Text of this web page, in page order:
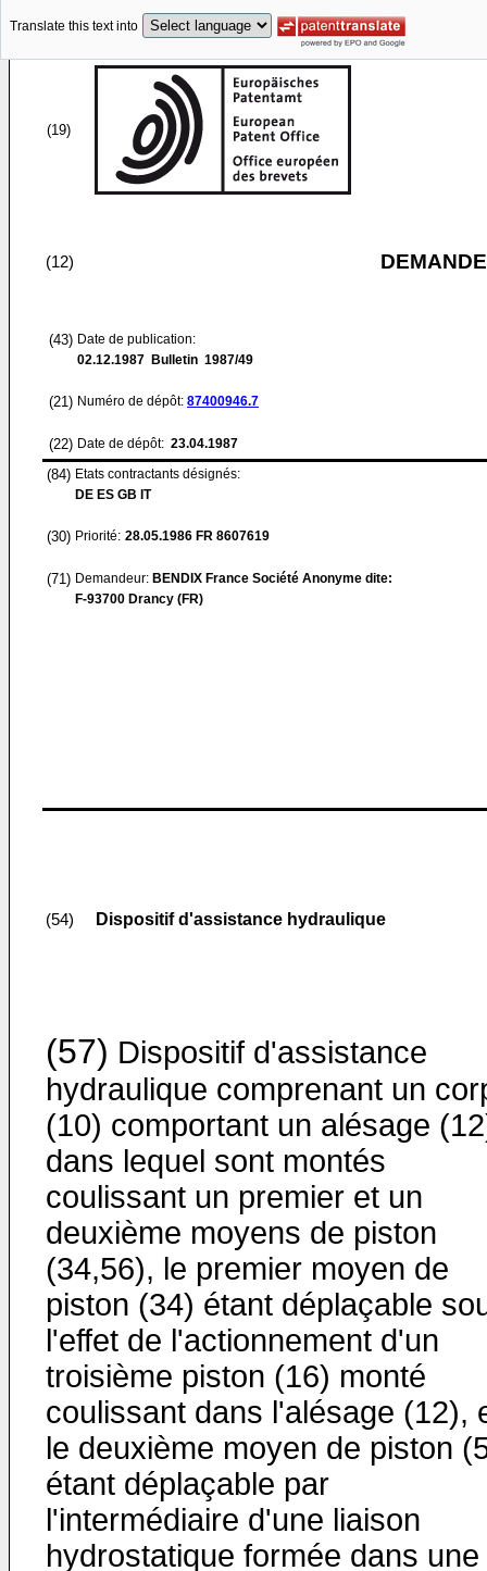
Translate this text into
(19)
(12)
(43) Date de publication:
02.12.1987 Bulletin 1987/49
(21) Numéro de dépôt: 87400946.7
(22) Date de dépôt: 23.04.1987
(84) Etats contractants désignés:
DE ES GB IT
(30) Priorité: 28.05.1986 FR 8607619
(71) Demandeur: BENDIX France Société Anonyme dite:
F-93700 Drancy (FR)
(54) Dispositif d'assistance hydraulique
(57) Dispositif d'assistance
hydraulique comprenant un
(10) comportant un alésage
dans lequel sont montés
coulissant un premier et un
deuxième moyens de piston
(34,56), le premier moyen de
piston (34) étant déplaçable
l'effet de l'actionnement d'un
troisième piston (16) monté
coulissant dans l'alésage (12),
le deuxième moyen de piston
étant déplaçable par
l'intermédiaire d'une liaison
hydrostatique formée dans une